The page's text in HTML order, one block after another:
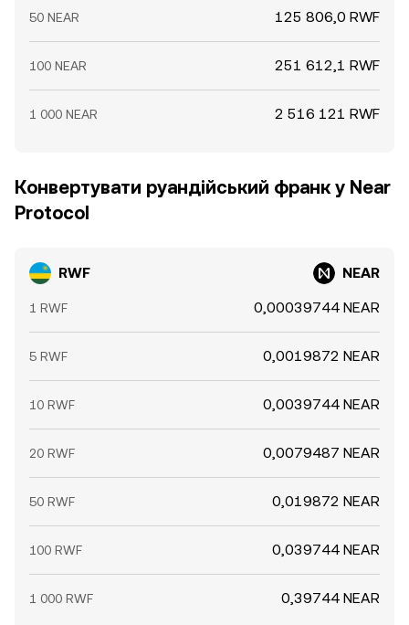
50 NEAR 125 806,0 RWF
100 NEAR 251 612,1 RWF
1 000 NEAR 2 516 121 RWF
Конвертувати руандійський франк у Near
Protocol
RWF NEAR
1 RWF 0,00039744 NEAR
5 RWF 0,0019872 NEAR
10 RWF 0,0039744 NEAR
20 RWF 0,0079487 NEAR
50 RWF 0,019872 NEAR
100 RWF 0,039744 NEAR
1 000 RWF 0,39744 NEAR